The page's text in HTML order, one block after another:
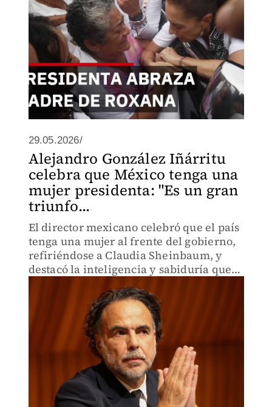
29.05.2026/
Alejandro González Iñárritu
celebra que México tenga una
mujer presidenta: "Es un gran
triunfo...
El director mexicano celebró que el país
tenga una mujer al frente del gobierno,
refiriéndose a Claudia Sheinbaum, y
destacó la inteligencia y sabiduría que